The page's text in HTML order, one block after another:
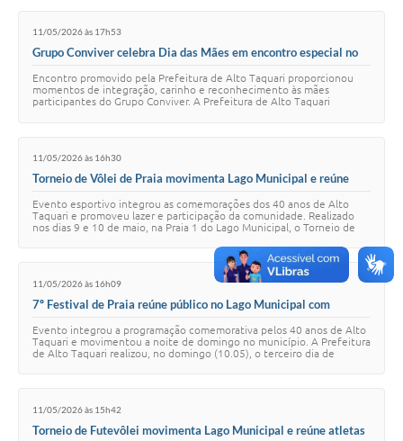
11/05/2026 às 17h53
Grupo Conviver celebra Dia das Mães em encontro especial no
Encontro promovido pela Prefeitura de Alto Taquari proporcionou
momentos de integração, carinho e reconhecimento às mães
participantes do Grupo Conviver. A Prefeitura de Alto Taquari
11/05/2026 às 16h30
Torneio de Vôlei de Praia movimenta Lago Municipal e reúne
Evento esportivo integrou as comemorações dos 40 anos de Alto
Taquari e promoveu lazer e participação da comunidade. Realizado
nos dias 9 e 10 de maio, na Praia 1 do Lago Municipal, o Torneio de
11/05/2026 às 16h09
7º Festival de Praia reúne público no Lago Municipal com
Evento integrou a programação comemorativa pelos 40 anos de Alto
Taquari e movimentou a noite de domingo no município. A Prefeitura
de Alto Taquari realizou, no domingo (10.05), o terceiro dia de
11/05/2026 às 15h42
Torneio de Futevôlei movimenta Lago Municipal e reúne atletas